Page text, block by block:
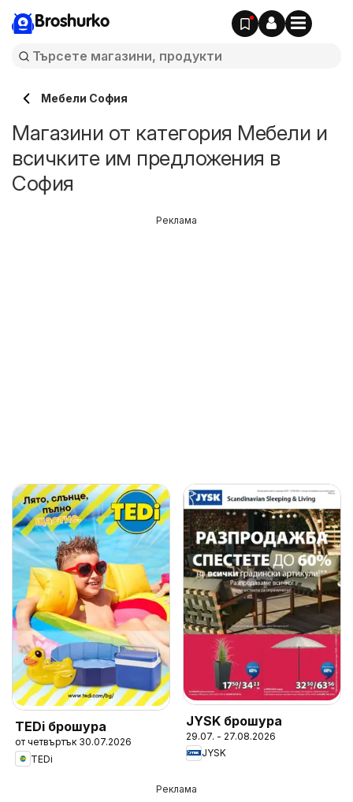
Broshurko
Мебели София
Магазини от категория Мебели и
всичките им предложения в
София
TEDi брошура
от четвъртък 30.07.2026
TEDi
JYSK брошура
29.07. - 27.08.2026
JYSK
Реклама
Реклама